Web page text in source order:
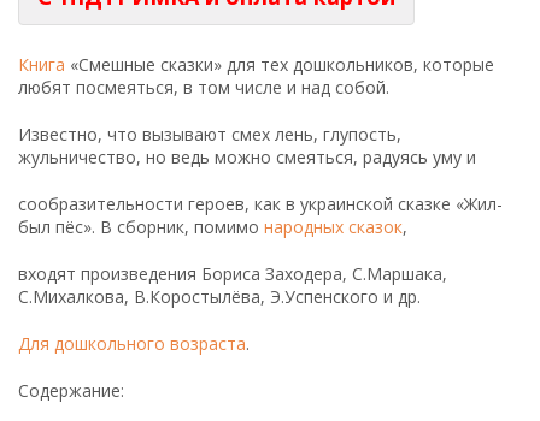
Книга «Смешные сказки» для тех дошкольников, которые
любят посмеяться, в том числе и над собой.
Известно, что вызывают смех лень, глупость,
жульничество, но ведь можно смеяться, радуясь уму и
сообразительности героев, как в украинской сказке «Жил-
был пёс». В сборник, помимо народных сказок,
входят произведения Бориса Заходера, С.Маршака,
С.Михалкова, В.Коростылёва, Э.Успенского и др.
Для дошкольного возраста.
Содержание: